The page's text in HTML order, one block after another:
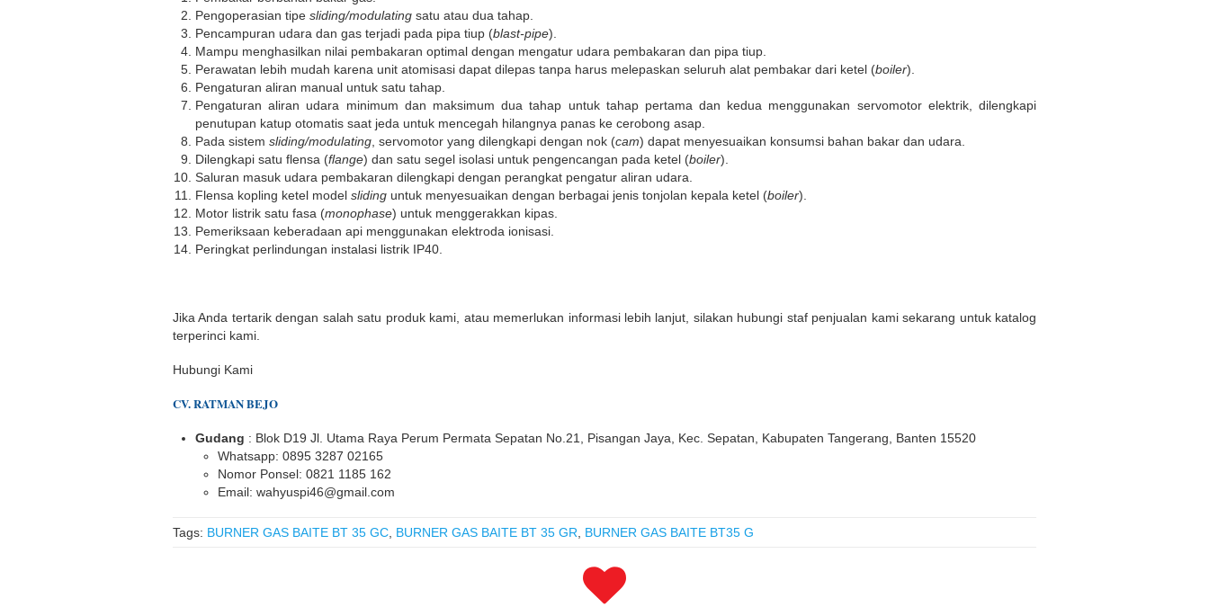
Pengoperasian tipe sliding/modulating satu atau dua tahap.
Pencampuran udara dan gas terjadi pada pipa tiup (blast-pipe).
Mampu menghasilkan nilai pembakaran optimal dengan mengatur udara pembakaran dan pipa tiup.
Perawatan lebih mudah karena unit atomisasi dapat dilepas tanpa harus melepaskan seluruh alat pembakar dari ketel (boiler).
Pengaturan aliran manual untuk satu tahap.
Pengaturan aliran udara minimum dan maksimum dua tahap untuk tahap pertama dan kedua menggunakan servomotor elektrik, dilengkapi
penutupan katup otomatis saat jeda untuk mencegah hilangnya panas ke cerobong asap.
Pada sistem sliding/modulating , servomotor yang dilengkapi dengan nok (cam) dapat menyesuaikan konsumsi bahan bakar dan udara.
Dilengkapi satu flensa (flange) dan satu segel isolasi untuk pengencangan pada ketel (boiler).
Saluran masuk udara pembakaran dilengkapi dengan perangkat pengatur aliran udara.
Flensa kopling ketel model sliding untuk menyesuaikan dengan berbagai jenis tonjolan kepala ketel (boiler).
Motor listrik satu fasa (monophase) untuk menggerakkan kipas.
Pemeriksaan keberadaan api menggunakan elektroda ionisasi.
Peringkat perlindungan instalasi listrik IP40.
Jika Anda tertarik dengan salah satu produk kami, atau memerlukan informasi lebih lanjut, silakan hubungi staf penjualan kami sekarang untuk katalog
terperinci kami.
Hubungi Kami
CV. RATMAN BEJO
Gudang : Blok D19 Jl. Utama Raya Perum Permata Sepatan No.21, Pisangan Jaya, Kec. Sepatan, Kabupaten Tangerang, Banten 15520
Whatsapp: 0895 3287 02165
Nomor Ponsel: 0821 1185 162
Email: wahyuspi46@gmail.com
Tags: BURNER GAS BAITE BT 35 GC BURNER GAS BAITE BT 35 GR BURNER GAS BAITE BT35 G